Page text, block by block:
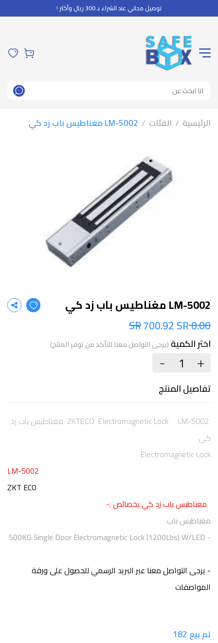
توصيل مجاني عند الشراء بـ 300 ريال وأكثر !
الرئيسية / الفئات / LM-5002 مغناطيس باب زد كي
LM-5002 مغناطيس باب زد كي
0.00 SR
700.92 SR
اختر الكمية (يرجى التواصل معنا للتأكد من توفر المنتج)
+
-
تفاصيل المنتج
ZKTECO Electromagnetic Lock LM-5002 مغناطيس باب زد
كي
Electromagnetic Lock
LM-5002
ZKT ECO
مغناطيس باب زد كي بخصائص:-
مغناطيس باب
-
500KG Single Door Electromagnetic Lock (1200Lbs) W/LED
- يرجى التواصل معنا عبر البريد الرسمي للحصول على ورقة
المواصفات
تم بيع 182